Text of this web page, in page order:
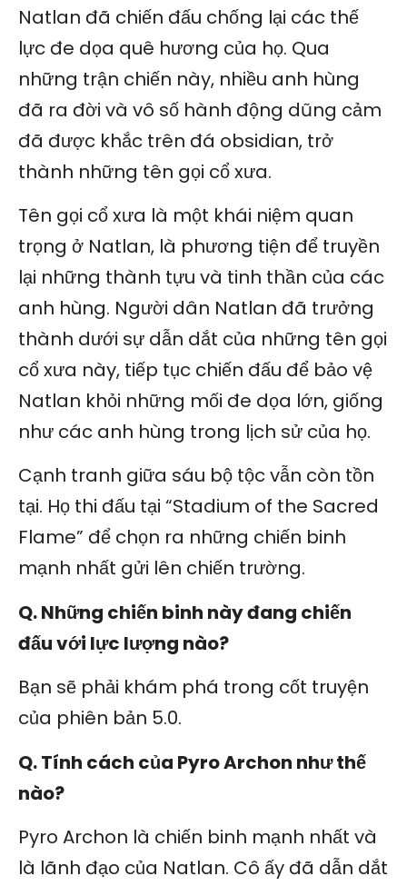
Natlan đã chiến đấu chống lại các thế
lực đe dọa quê hương của họ. Qua
những trận chiến này, nhiều anh hùng
đã ra đời và vô số hành động dũng cảm
đã được khắc trên đá obsidian, trở
thành những tên gọi cổ xưa.
Tên gọi cổ xưa là một khái niệm quan
trọng ở Natlan, là phương tiện để truyền
lại những thành tựu và tinh thần của các
anh hùng. Người dân Natlan đã trưởng
thành dưới sự dẫn dắt của những tên gọi
cổ xưa này, tiếp tục chiến đấu để bảo vệ
Natlan khỏi những mối đe dọa lớn, giống
như các anh hùng trong lịch sử của họ.
Cạnh tranh giữa sáu bộ tộc vẫn còn tồn
tại. Họ thi đấu tại “Stadium of the Sacred
Flame” để chọn ra những chiến binh
mạnh nhất gửi lên chiến trường.
Q. Những chiến binh này đang chiến
đấu với lực lượng nào?
Bạn sẽ phải khám phá trong cốt truyện
của phiên bản 5.0.
Q. Tính cách của Pyro Archon như thế
nào?
Pyro Archon là chiến binh mạnh nhất và
là lãnh đạo của Natlan. Cô ấy đã dẫn dắt